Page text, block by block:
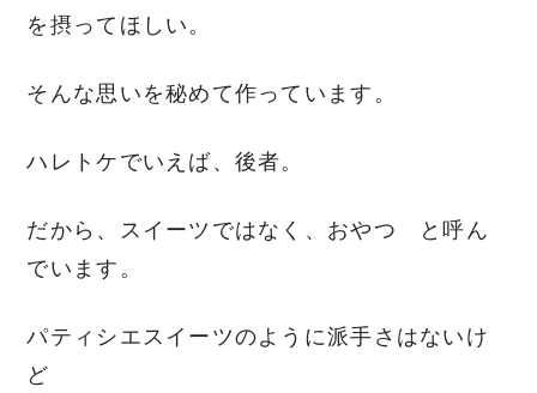
を摂ってほしい。
そんな思いを秘めて作っています。
ハレトケでいえば、後者。
だから、スイーツではなく、おやつ と呼ん
でいます。
パティシエスイーツのように派手さはないけ
ど